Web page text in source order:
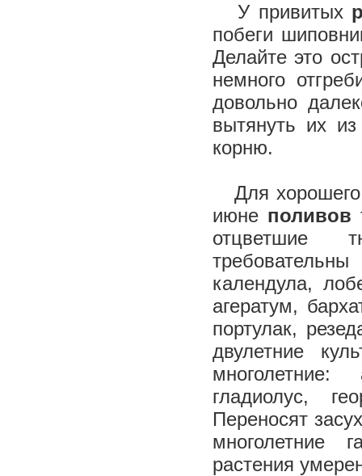
У привитых
побеги
Делайте это
немного
довольно
вытянуть их
корню.
Для хорошего
июне поливов
отцветшие
календула,
агератум,
портулак,
двулетние
гладиолус,
Переносят
многолетние
растения